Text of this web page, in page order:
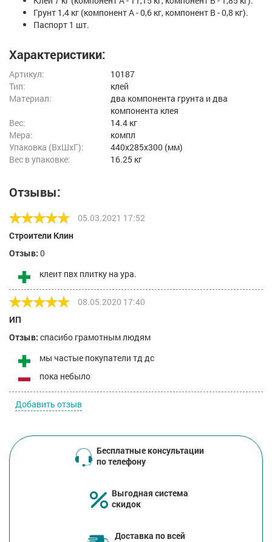
Грунт 1,4 кг (компонент А - 0,6 кг, компонент В - 0,8 кг).
Паспорт 1 шт.
Характеристики:
Артикул:
10187
Тип:
клей
Материал:
два компонента грунта и два
компонента клея
Вес:
14.4 кг
Мера:
компл
Упаковка (ВхШхГ):
440x285x300 (мм)
Вес в упаковке:
16.25 кг
Отзывы:
05.03.2021 17:52
Строители Клин
Отзыв: 0
клеит пвх плитку на ура.
08.05.2020 17:40
ИП
Отзыв: спасибо грамотным людям
мы частые покупатели тд дс
пока небыло
Добавить отзыв
Бесплатные консультации
по телефону
Выгодная система
скидок
Доставка по всей